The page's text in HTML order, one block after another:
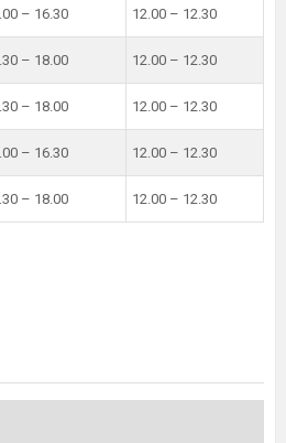
– 16.30 12.00 – 12.30
– 18.00 12.00 – 12.30
– 18.00 12.00 – 12.30
– 16.30 12.00 – 12.30
– 18.00 12.00 – 12.30